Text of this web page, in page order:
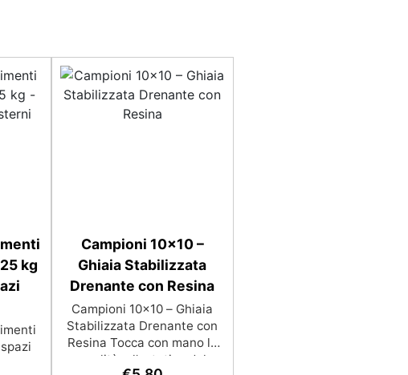
kg
Campioni 10x10 –
Ghiaia Stabilizzata
Drenante con Resina
Campioni 10x10 – Ghiaia
Stabilizzata Drenante con
Resina Tocca con mano la
qualità e l'estetica del